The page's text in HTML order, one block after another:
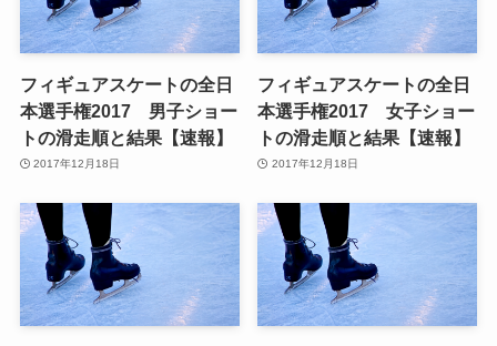
フィギュアスケートの全日
本選手権2017 男子ショー
トの滑走順と結果【速報】
2017年12月18日
フィギュアスケートの全日
本選手権2017 女子ショー
トの滑走順と結果【速報】
2017年12月18日